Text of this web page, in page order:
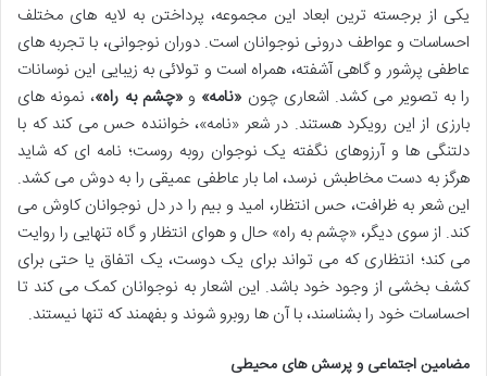
یکی از برجسته ترین ابعاد این مجموعه، پرداختن به لایه های مختلف
احساسات و عواطف درونی نوجوانان است. دوران نوجوانی، با تجربه های
عاطفی پرشور و گاهی آشفته، همراه است و تولائی به زیبایی این نوسانات
را به تصویر می کشد. اشعاری چون «نامه» و«چشم به راه»، نمونه های
بارزی از این رویکرد هستند. در شعر «نامه»، خواننده حس می کند که با
دلتنگی ها و آرزوهای نگفته یک نوجوان روبه روست؛ نامه ای که شاید
هرگز به دست مخاطبش نرسد، اما بار عاطفی عمیقی را به دوش می کشد.
این شعر به ظرافت، حس انتظار، امید و بیم را در دل نوجوانان کاوش می
کند. از سوی دیگر، «چشم به راه» حال و هوای انتظار و گاه تنهایی را روایت
می کند؛ انتظاری که می تواند برای یک دوست، یک اتفاق یا حتی برای
کشف بخشی از وجود خود باشد. این اشعار به نوجوانان کمک می کند تا
احساسات خود را بشناسند، با آن ها روبرو شوند و بفهمند که تنها نیستند.
مضامین اجتماعی و پرسش های محیطی